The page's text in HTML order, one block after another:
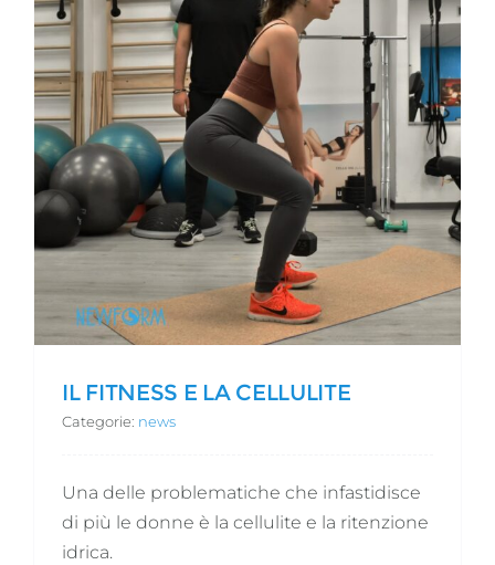
IL FITNESS E LA CELLULITE
Categorie: news
Una delle problematiche che infastidisce
di più le donne è la cellulite e la ritenzione
idrica.